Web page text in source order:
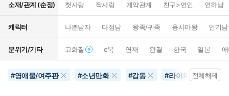
소재/관계 (순정) 첫사랑 짝사랑 계약관계 친구>연인 연하남
캐릭터 나쁜남자 다정남 왕족/귀족 용사마왕 인기남
분위기/기타 고화질 e북 연재 완결 한국 일본
#영애물/여주판 #소년만화 #감동 #라이트노벨전체해제